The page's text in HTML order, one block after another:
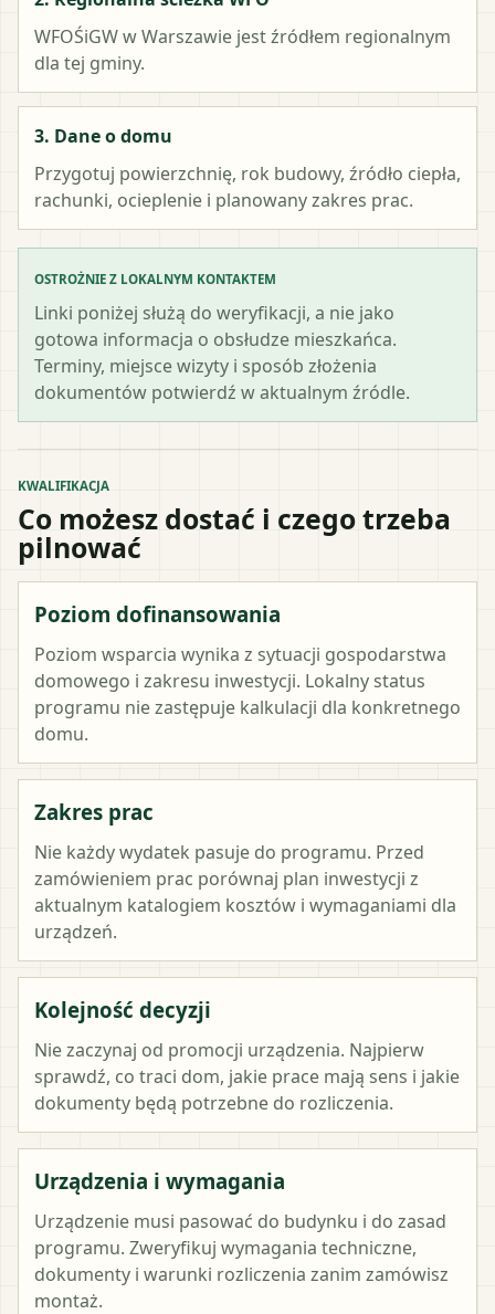
WFOŚiGW w Warszawie jest źródłem regionalnym
dla tej gminy.
3. Dane o domu
Przygotuj powierzchnię, rok budowy, źródło ciepła,
rachunki, ocieplenie i planowany zakres prac.
OSTROŻNIE Z LOKALNYM KONTAKTEM
Linki poniżej służą do weryfikacji, a nie jako
gotowa informacja o obsłudze mieszkańca.
Terminy, miejsce wizyty i sposób złożenia
dokumentów potwierdź w aktualnym źródle.
KWALIFIKACJA
Co możesz dostać i czego trzeba
pilnować
Poziom dofinansowania
Poziom wsparcia wynika z sytuacji gospodarstwa
domowego i zakresu inwestycji. Lokalny status
programu nie zastępuje kalkulacji dla konkretnego
domu.
Zakres prac
Nie każdy wydatek pasuje do programu. Przed
zamówieniem prac porównaj plan inwestycji z
aktualnym katalogiem kosztów i wymaganiami dla
urządzeń.
Kolejność decyzji
Nie zaczynaj od promocji urządzenia. Najpierw
sprawdź, co traci dom, jakie prace mają sens i jakie
dokumenty będą potrzebne do rozliczenia.
Urządzenia i wymagania
Urządzenie musi pasować do budynku i do zasad
programu. Zweryfikuj wymagania techniczne,
dokumenty i warunki rozliczenia zanim zamówisz
montaż.